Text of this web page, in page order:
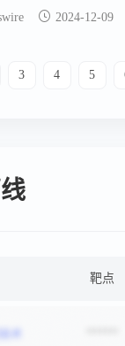
司，其ICE®技术平
2024-12-09
3 4 5
靶点